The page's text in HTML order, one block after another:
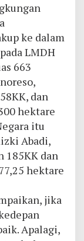
ke dalam
LMDH
663
dan
hektare
itu
Abadi,
185KK dan
hektare
jika
Apalagi,